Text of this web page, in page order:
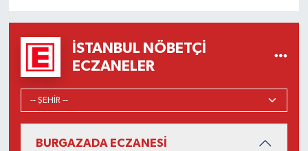
İSTANBUL NÖBETÇI
ECZANELER
BURGAZADA ECZANESİ